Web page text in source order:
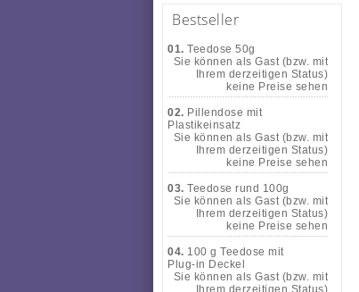
Bestseller
01. Teedose 50g
Sie können als Gast (bzw. mit
Ihrem derzeitigen Status)
keine Preise sehen
02. Pillendose mit
Plastikeinsatz
Sie können als Gast (bzw. mit
Ihrem derzeitigen Status)
keine Preise sehen
03. Teedose rund 100g
Sie können als Gast (bzw. mit
Ihrem derzeitigen Status)
keine Preise sehen
04. 100 g Teedose mit
Plug-in Deckel
Sie können als Gast (bzw. mit
Ihrem derzeitigen Status)